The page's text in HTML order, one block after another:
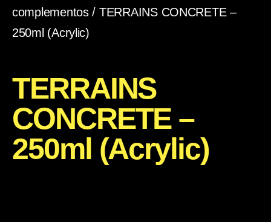
complementos/ TERRAINS CONCRETE –
250ml (Acrylic)
TERRAINS
CONCRETE –
250ml (Acrylic)